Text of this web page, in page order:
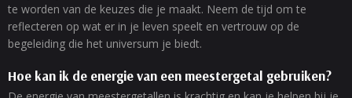
te worden van de keuzes die je maakt. Neem de tijd om te
reflecteren op wat er in je leven speelt en vertrouw op de
begeleiding die het universum je biedt.
Hoe kan ik de energie van een meestergetal gebruiken?